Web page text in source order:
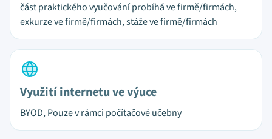
část praktického vyučování probíhá ve firmě/firmách,
exkurze ve firmě/firmách, stáže ve firmě/firmách
Využití internetu ve výuce
BYOD, Pouze v rámci počítačové učebny